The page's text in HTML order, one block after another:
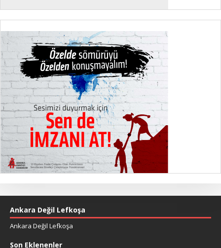
Ankara Değil Lefkoşa
Ankara Değil Lefkoşa
Son Eklenenler